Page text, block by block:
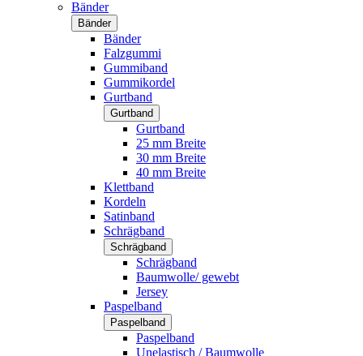
Bänder
Bänder
Bänder
Falzgummi
Gummiband
Gummikordel
Gurtband
Gurtband
Gurtband
25 mm Breite
30 mm Breite
40 mm Breite
Klettband
Kordeln
Satinband
Schrägband
Schrägband
Schrägband
Baumwolle/ gewebt
Jersey
Paspelband
Paspelband
Paspelband
Unelastisch / Baumwolle